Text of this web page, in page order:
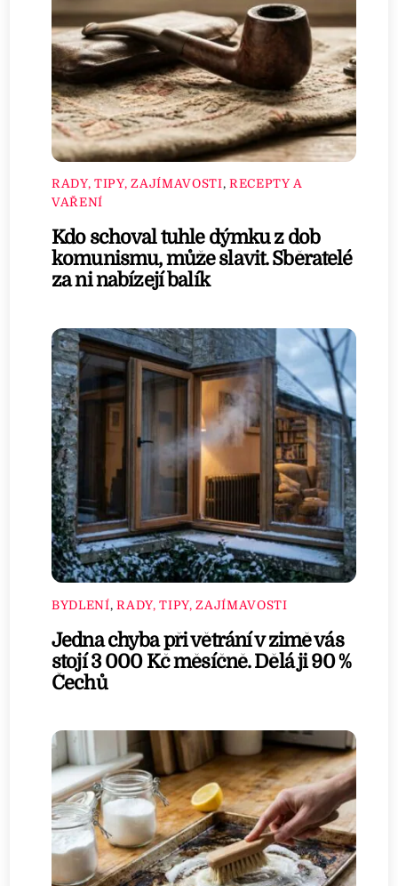
RADY, TIPY, ZAJÍMAVOSTI, RECEPTY A
VAŘENÍ
Kdo schoval tuhle dýmku z dob
komunismu, může slavit. Sběratelé
za ni nabízejí balík
BYDLENÍ,RADY, TIPY, ZAJÍMAVOSTI
Jedna chyba při větrání v zimě vás
stojí 3 000 Kč měsíčně. Dělá ji 90 %
Čechů